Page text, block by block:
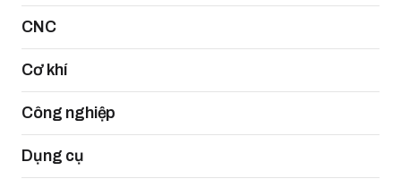
CNC
Cơ khí
Công nghiệp
Dụng cụ